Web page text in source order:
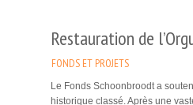
Restauration de
FONDS ET PROJETS
Le Fonds Schoonbroodt a
historique classé. Après une